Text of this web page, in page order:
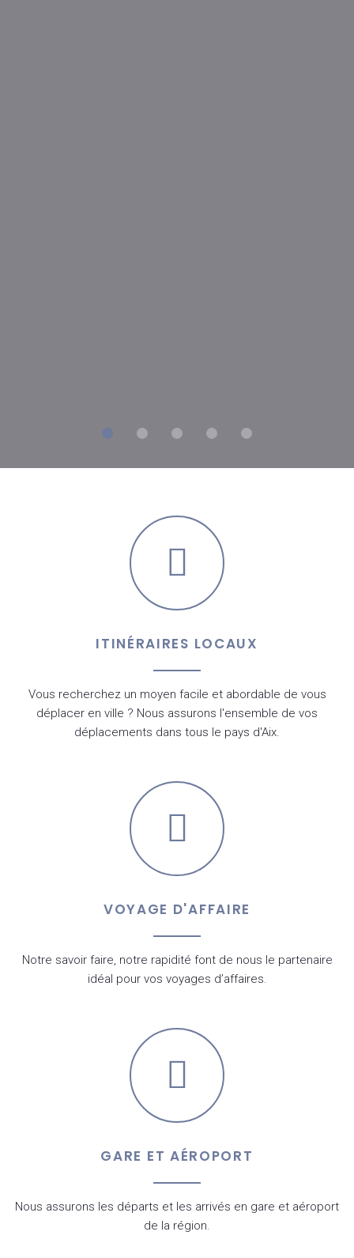
ITINÉRAIRES LOCAUX
Vous recherchez un moyen facile et abordable de vous
déplacer en ville ? Nous assurons l'ensemble de vos
déplacements dans tous le pays d'Aix.
VOYAGE D'AFFAIRE
Notre savoir faire, notre rapidité font de nous le partenaire
idéal pour vos voyages d’affaires.
GARE ET AÉROPORT
Nous assurons les départs et les arrivés en gare et aéroport
de la région.